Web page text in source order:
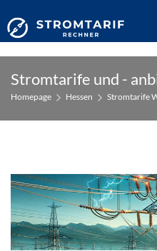
content
Stromtarife und -
Homepage Hessen Stromtarife